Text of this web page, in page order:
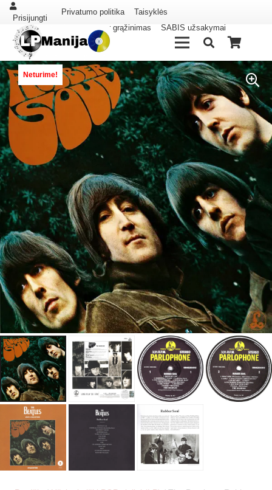
Prisijungti
Privatumo politika
Taisyklės
Pristatymas ir grąžinimas
SABIS užsakymai
Neturime!